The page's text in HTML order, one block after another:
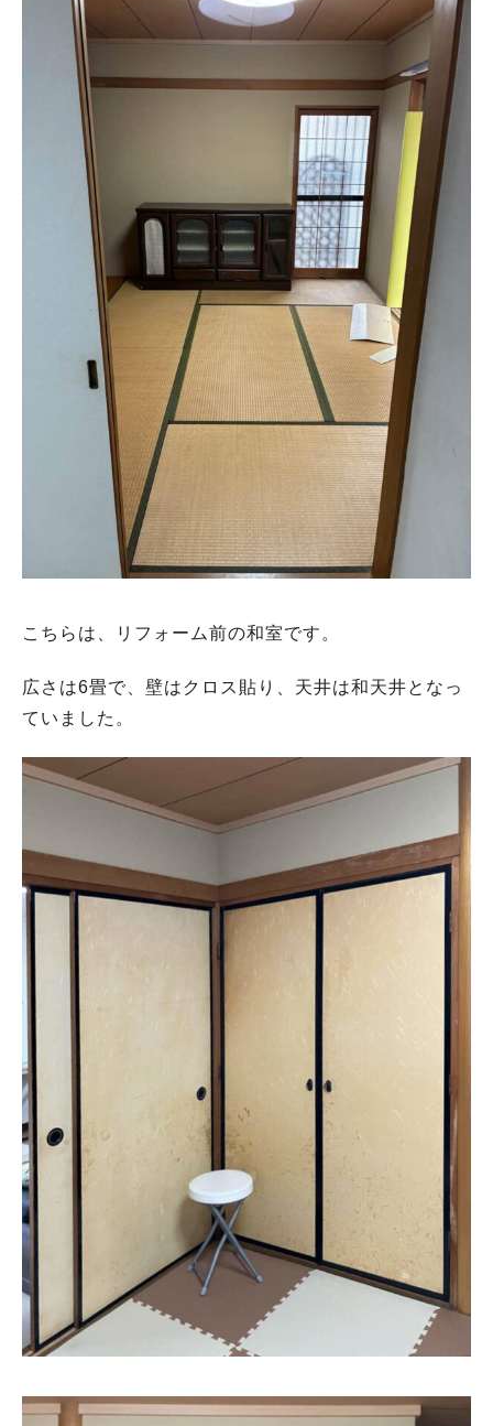
こちらは、リフォーム前の和室です。
広さは6畳で、壁はクロス貼り、天井は和天井となっ
ていました。